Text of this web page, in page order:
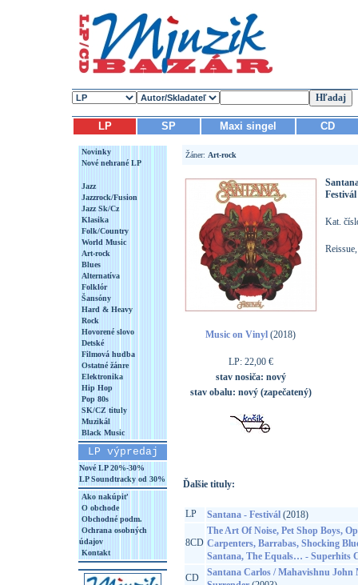
LP SP Maxi singel CD
Novinky
Nové nehrané LP
Jazz
Jazzrock/Fusion
Jazz Sk/Cz
Klasika
Folk/Country
World Music
Art-rock
Blues
Alternatíva
Folklór
Šansóny
Hard & Heavy
Rock
Hovorené slovo
Detské
Filmová hudba
Ostatné žánre
Elektronika
Hip Hop
Pop 80s
SK/CZ tituly
Muzikál
Black Music
LP výpredaj
Nové LP 20%-30%
LP Soundtracky od 30%
Ako nakúpiť
O obchode
Obchodné podm.
Ochrana osobných
údajov
Kontakt
Žáner: Art-rock
Music on Vinyl (2018)
LP: 22,00 €
stav nosiča: nový
stav obalu: nový (zapečatený)
Festivál
Kat.
Ďalšie tituly:
LP Santana - Festivál(2018)
8CD
The Art Of Noise, Pet Shop Boys,
Carpenters, Barrabas, Shocking
Santana, The Equals… - Superhits
CD
Santana Carlos / Mahavishnu John